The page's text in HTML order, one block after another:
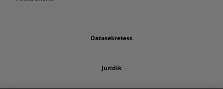
Datasekretess
Juridik